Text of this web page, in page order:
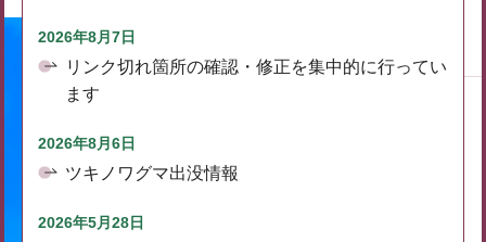
2026年8月7日
リンク切れ箇所の確認・修正を集中的に行ってい
ます
2026年8月6日
ツキノワグマ出没情報
2026年5月28日